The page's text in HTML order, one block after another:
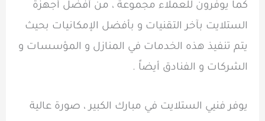
كما يوفرون للعملاء مجموعة ، من أفضل أجهزة
الستلايت بآخر التقنيات و بأفضل الإمكانيات بحيث
يتم تنفيذ هذه الخدمات في المنازل و المؤسسات و
الشركات و الفنادق أيضاً .
يوفر فنيي الستلايت في مبارك الكبير ، صورة عالية